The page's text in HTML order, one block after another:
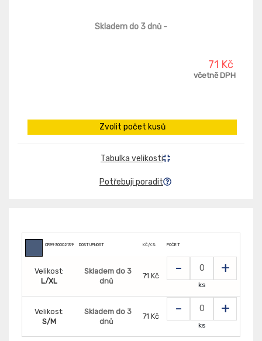
Skladem do 3 dnů -
71 Kč
včetně DPH
Zvolit počet kusů
Tabulka velikosti
Potřebuji poradit
CR9930002139 DOSTUPNOST KČ/KS: POČET
Velikost:
L/XL
Skladem do 3
dnů
71 Kč - +
ks
Velikost:
S/M
Skladem do 3
dnů
71 Kč - +
ks